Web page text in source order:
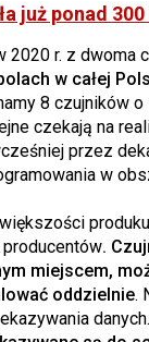
już ponad
2020 r. z dwoma
w całej
8 czujników o
czekają na
przez
w
.
miejscem,
oddzielnie.
danych.